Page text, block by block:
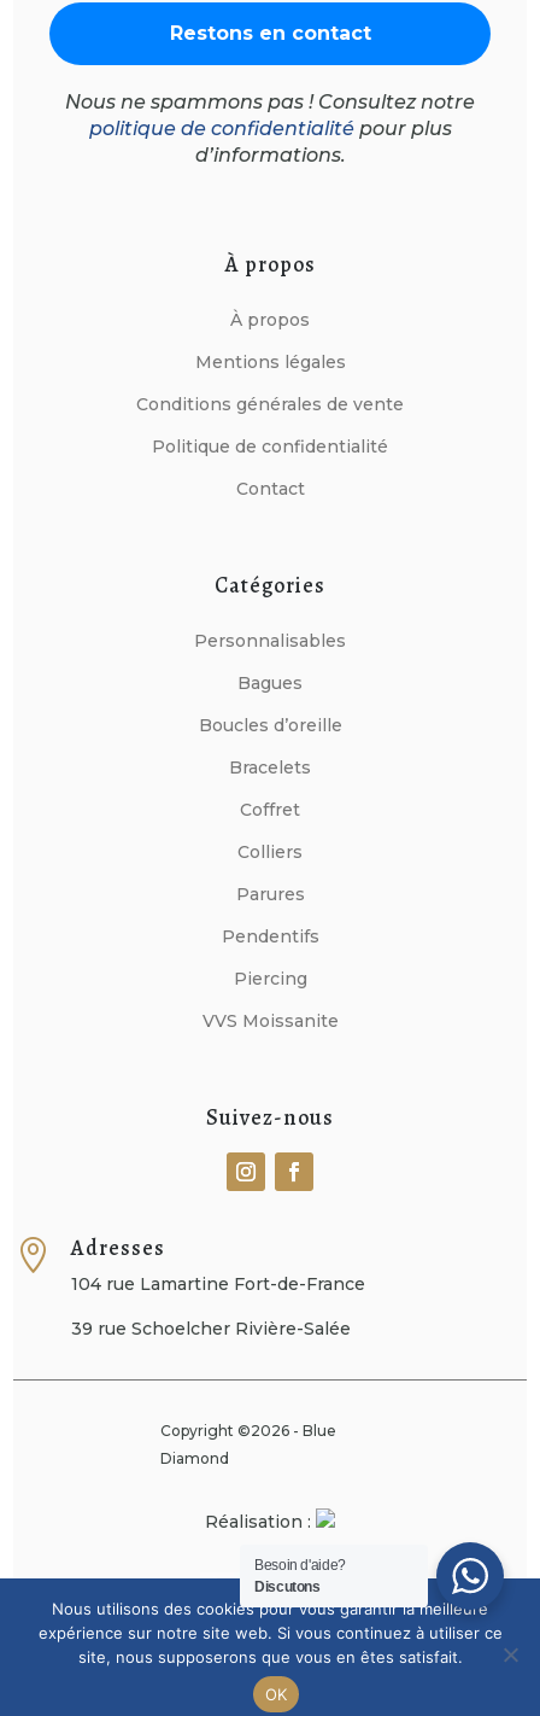

Nous ne spammons pas ! Consultez notre
politique de confidentialitépour plus
d’informations.
À propos
À propos
Mentions légales
Conditions générales de vente
Politique de confidentialité
Contact
Catégories
Personnalisables
Bagues
Boucles d’oreille
Bracelets
Coffret
Colliers
Parures
Pendentifs
Piercing
VVS Moissanite
Suivez-nous
 Adresses
104 rue Lamartine Fort-de-France
39 rue Schoelcher Rivière-Salée
Copyright ©2026 - Blue
Diamond
Réalisation :
Besoin d'aide?
Discutons
Nous utilisons des cookies pour vous garantir la meilleure
expérience sur notre site web. Si vous continuez à utiliser ce
site, nous supposerons que vous en êtes satisfait.
OK